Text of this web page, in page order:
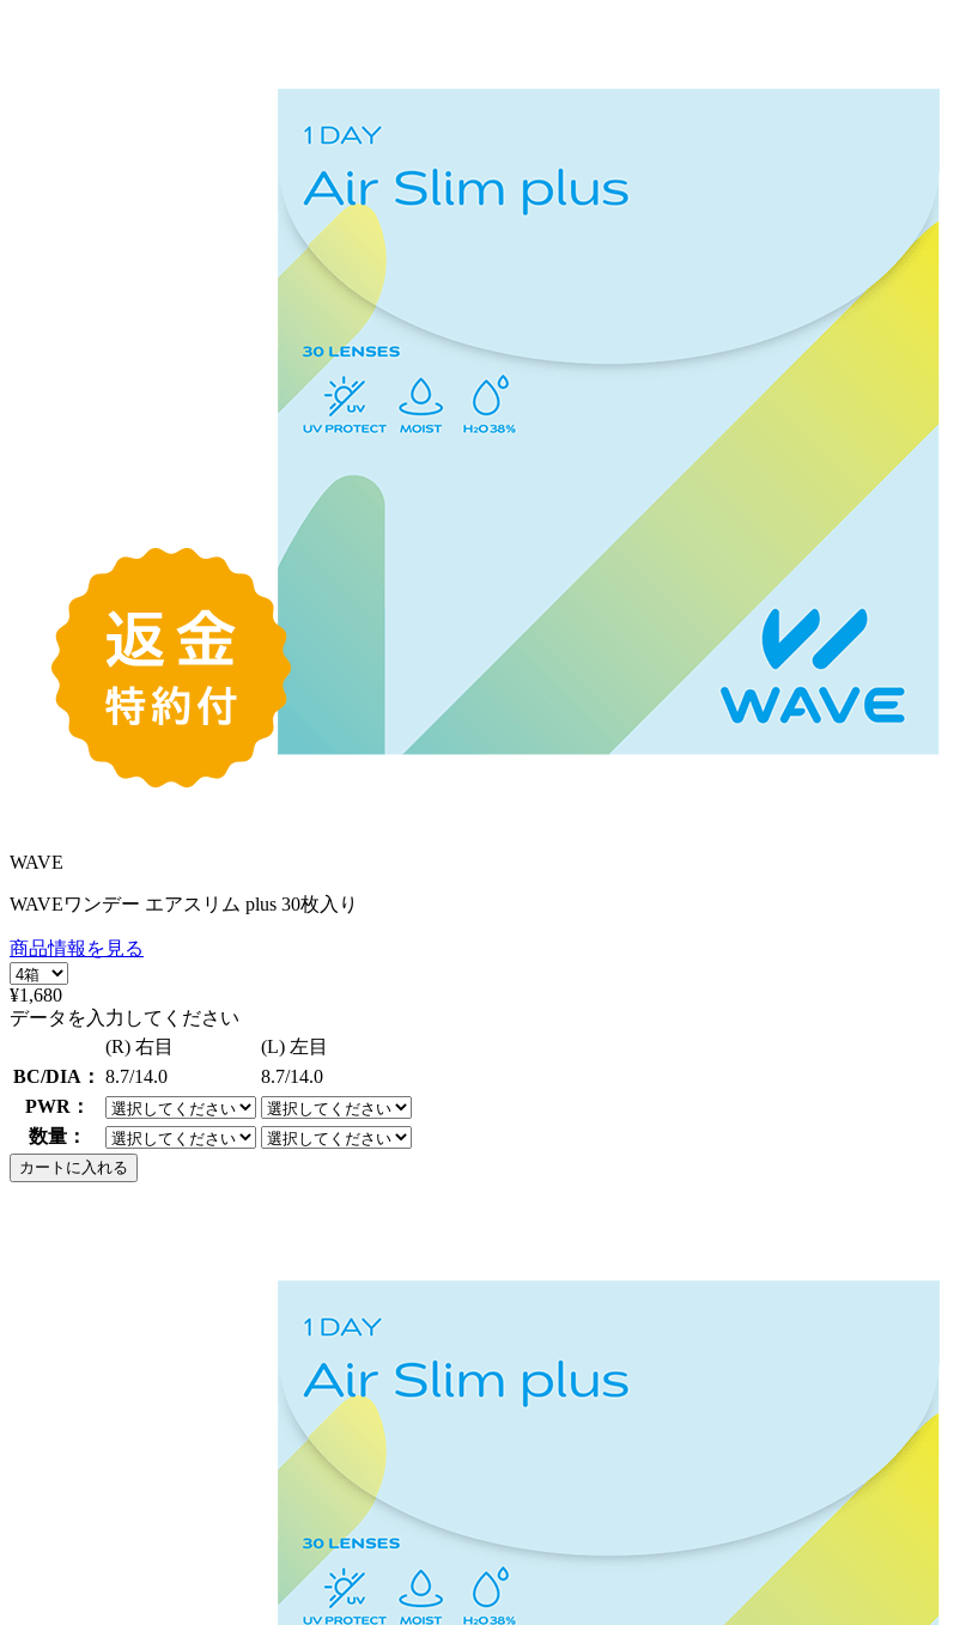
WAVE
WAVEワンデー エアスリム plus 30枚入り
商品情報を見る
¥1,680
データを入力してください
(R) 右目
(L) 左目
BC/DIA： 8.7/14.0
8.7/14.0
PWR：
数量：
カートに入れる